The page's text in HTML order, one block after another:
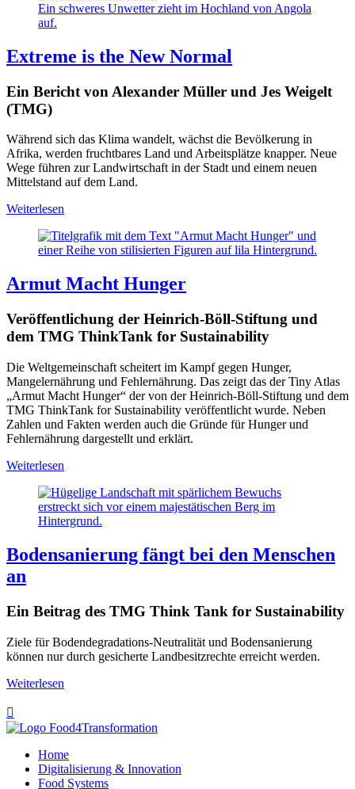
Ein schweres Unwetter zieht im Hochland von Angola
auf.
Extreme is the New Normal
Ein Bericht von Alexander Müller und Jes Weigelt
(TMG)
Während sich das Klima wandelt, wächst die Bevölkerung in
Afrika, werden fruchtbares Land und Arbeitsplätze knapper. Neue
Wege führen zur Landwirtschaft in der Stadt und einem neuen
Mittelstand auf dem Land.
Weiterlesen
Armut Macht Hunger
Veröffentlichung der Heinrich-Böll-Stiftung und
dem TMG ThinkTank for Sustainability
Die Weltgemeinschaft scheitert im Kampf gegen Hunger,
Mangelernährung und Fehlernährung. Das zeigt das der Tiny Atlas
„Armut Macht Hunger“ der von der Heinrich-Böll-Stiftung und dem
TMG ThinkTank for Sustainability veröffentlicht wurde. Neben
Zahlen und Fakten werden auch die Gründe für Hunger und
Fehlernährung dargestellt und erklärt.
Weiterlesen
Bodensanierung fängt bei den Menschen
an
Ein Beitrag des TMG Think Tank for Sustainability
Ziele für Bodendegradations-Neutralität und Bodensanierung
können nur durch gesicherte Landbesitzrechte erreicht werden.
Weiterlesen

Home
Digitalisierung & Innovation
Food Systems